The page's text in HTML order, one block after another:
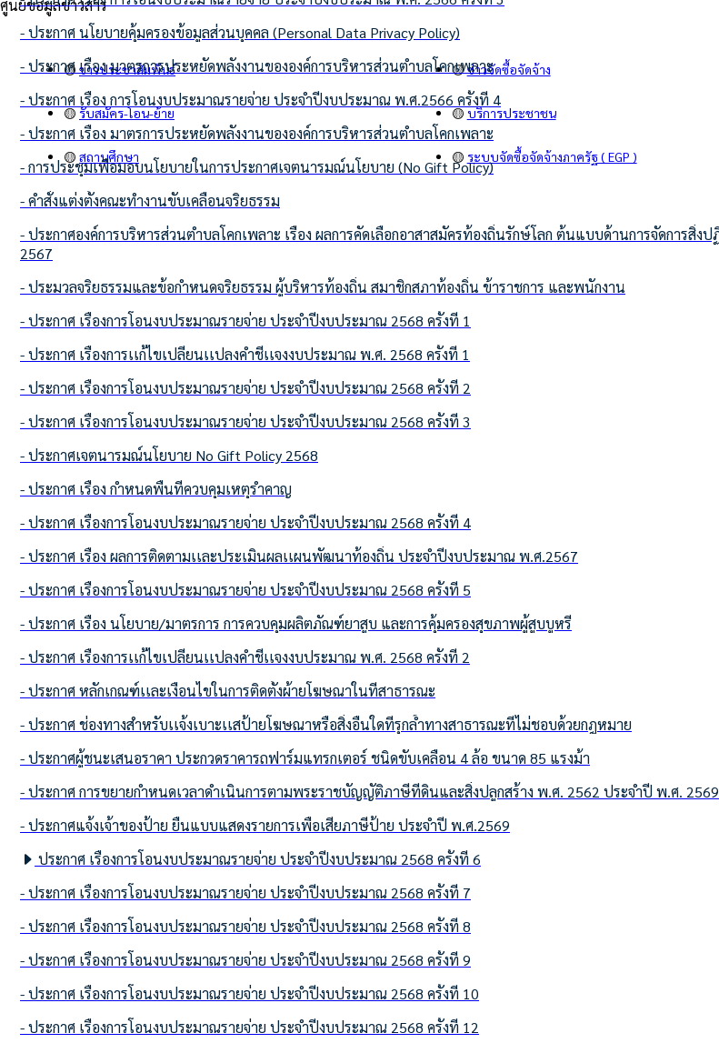
ศูนย์ข้อมูลข่าวสาร
🟡ข่าวประชาสัมพันธ์ 🟡ข่าวจัดซื้อจัดจ้าง
🟡รับสมัคร-โอน-ย้าย 🟡บริการประชาชน
🟡 สถานศึกษา 🟡 ระบบจัดซื้อจัดจ้างภาครัฐ ( EGP )
- ประกาศ นโยบายคุ้มครองข้อมูลส่วนบุคคล (Personal Data Privacy Policy)
- ประกาศ เรื่อง มาตรการประหยัดพลังงานขององค์การบริหารส่วนตำบลโคกเพลาะ
- ประกาศ เรื่อง การโอนงบประมาณรายจ่าย ประจำปีงบประมาณ พ.ศ.2566 ครั้งที่ 4
- ประกาศ เรื่อง มาตรการประหยัดพลังงานขององค์การบริหารส่วนตำบลโคกเพลาะ
- การประชุมเพื่อมอบนโยบายในการประกาศเจตนารมณ์นโยบาย (No Gift Policy)
- คำสั่งแต่งตั้งคณะทำงานขับเคลื่อนจริยธรรม
- ประกาศองค์การบริหารส่วนตำบลโคกเพลาะ เรื่อง ผลการคัดเลือกอาสาสมัครท้องถิ่นรักษ์โลก ต้นแบบด้านการจัดการสิ่งปฏิกูลและมูลฝอย และการปกป้องและรักษาทรัพยากรธรรมชาติและสิ่งแวดล้อม ประจำปี
2567
- ประมวลจริยธรรมและข้อกำหนดจริยธรรม ผู้บริหารท้องถิ่น สมาชิกสภาท้องถิ่น ข้าราชการ และพนักงาน
- ประกาศ เรื่องการโอนงบประมาณรายจ่าย ประจำปีงบประมาณ 2568 ครั้งที่ 1
- ประกาศ เรื่องการเเก้ไขเปลี่ยนเเปลงคำชี้เเจงงบประมาณ พ.ศ. 2568 ครั้งที่ 1
- ประกาศ เรื่องการโอนงบประมาณรายจ่าย ประจำปีงบประมาณ 2568 ครั้งที่ 2
- ประกาศ เรื่องการโอนงบประมาณรายจ่าย ประจำปีงบประมาณ 2568 ครั้งที่ 3
- ประกาศเจตนารมณ์นโยบาย No Gift Policy 2568
- ประกาศ เรื่อง กำหนดพื้นที่ควบคุมเหตุรำคาญ
- ประกาศ เรื่องการโอนงบประมาณรายจ่าย ประจำปีงบประมาณ 2568 ครั้งที่ 4
- ประกาศ เรื่อง ผลการติดตามเเละประเมินผลเเผนพัฒนาท้องถิ่น ประจำปีงบประมาณ พ.ศ.2567
- ประกาศ เรื่องการโอนงบประมาณรายจ่าย ประจำปีงบประมาณ 2568 ครั้งที่ 5
- ประกาศ เรื่อง นโยบาย/มาตรการ การควบคุมผลิตภัณฑ์ยาสูบ และการคุ้มครองสุขภาพผู้สูบบูหรี่
- ประกาศ เรื่องการเเก้ไขเปลี่ยนเเปลงคำชี้เเจงงบประมาณ พ.ศ. 2568 ครั้งที่ 2
- ประกาศ หลักเกณฑ์เเละเงื่อนไขในการติดตั้งผ้ายโฆษณาในที่สาธารณะ
- ประกาศ ช่องทางสำหรับเเจ้งเบาะเเสป้ายโฆษณาหรือสิ่งอื่นใดที่รุกล้ำทางสาธารณะที่ไม่ชอบด้วยกฎหมาย
- ประกาศผู้ชนะเสนอราคา ประกวดราคารถฟาร์มแทรกเตอร์ ชนิดขับเคลื่อน 4 ล้อ ขนาด 85 แรงม้า
- ประกาศ การขยายกำหนดเวลาดำเนินการตามพระราชบัญญัติภาษีที่ดินและสิ่งปลูกสร้าง พ.ศ. 2562 ประจำปี พ.ศ. 2569
- ประกาศแจ้งเจ้าของป้าย ยื่นแบบแสดงรายการเพื่อเสียภาษีป้าย ประจำปี พ.ศ.2569
ประกาศ เรื่องการโอนงบประมาณรายจ่าย ประจำปีงบประมาณ 2568 ครั้งที่ 6
- ประกาศ เรื่องการโอนงบประมาณรายจ่าย ประจำปีงบประมาณ 2568 ครั้งที่ 7
- ประกาศ เรื่องการโอนงบประมาณรายจ่าย ประจำปีงบประมาณ 2568 ครั้งที่ 8
- ประกาศ เรื่องการโอนงบประมาณรายจ่าย ประจำปีงบประมาณ 2568 ครั้งที่ 9
- ประกาศ เรื่องการโอนงบประมาณรายจ่าย ประจำปีงบประมาณ 2568 ครั้งที่ 10
- ประกาศ เรื่องการโอนงบประมาณรายจ่าย ประจำปีงบประมาณ 2568 ครั้งที่ 12